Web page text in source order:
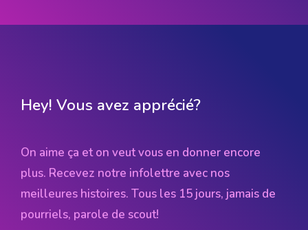
Hey! Vous avez apprécié?
On aime ça et on veut vous en donner encore
plus. Recevez notre infolettre avec nos
meilleures histoires. Tous les 15 jours, jamais de
pourriels, parole de scout!